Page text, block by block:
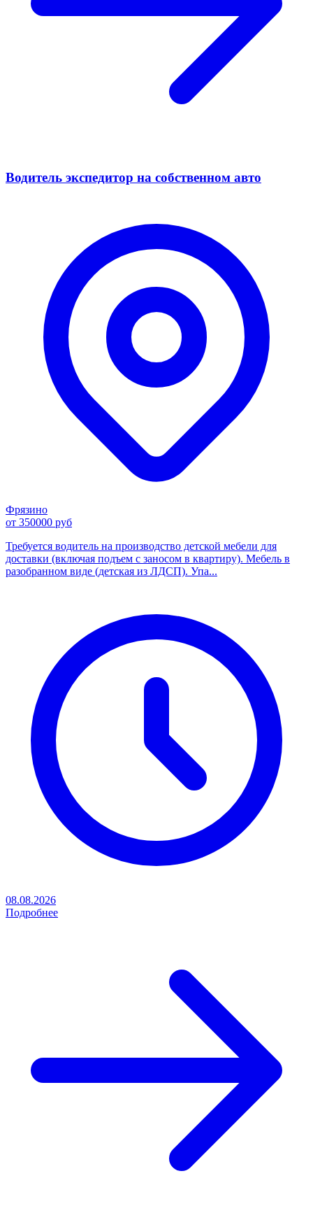
Водитель экспедитор на собственном авто
Фрязино
от 350000 руб
Требуется водитель на производство детской мебели для
доставки (включая подъем с заносом в квартиру). Мебель в
разобранном виде (детская из ЛДСП). Упа...
08.08.2026
Подробнее